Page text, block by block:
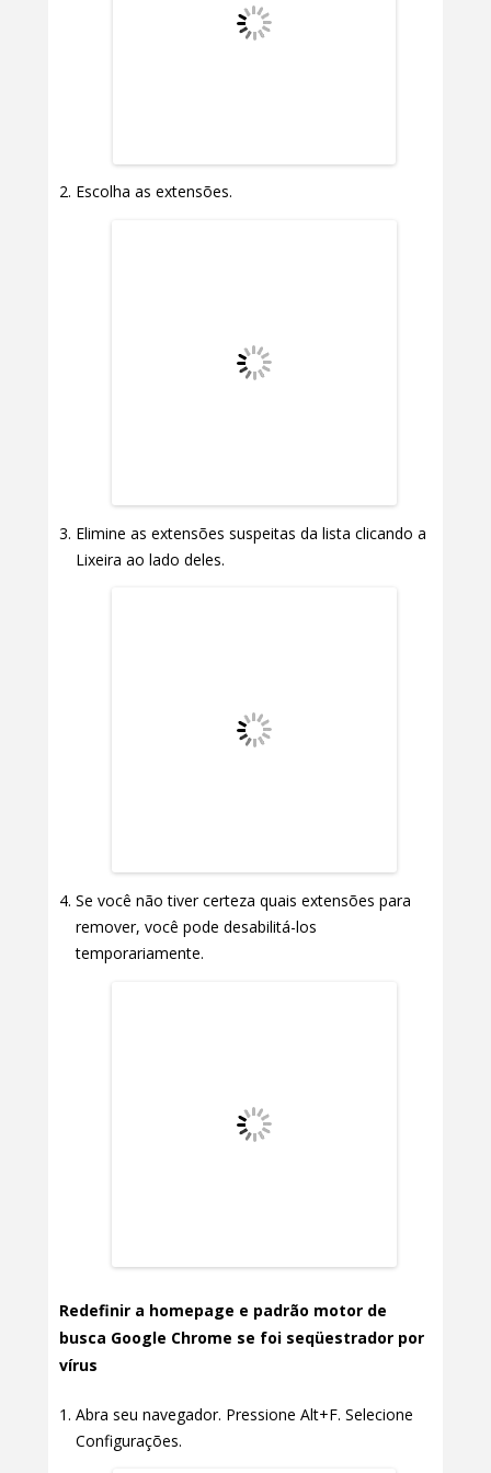
Escolha as extensões.
Elimine as extensões suspeitas da lista clicando a
Lixeira ao lado deles.
Se você não tiver certeza quais extensões para
remover, você pode desabilitá-los
temporariamente.
Redefinir a homepage e padrão motor de
busca Google Chrome se foi seqüestrador por
vírus
Abra seu navegador. Pressione Alt+F. Selecione
Configurações.